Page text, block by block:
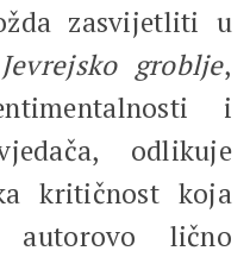
zasvijetliti u
Jevrejsko groblje,
i
odlikuje
kritičnost koja
lično